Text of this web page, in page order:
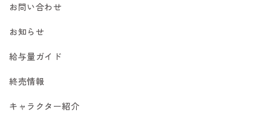
お問い合わせ
お知らせ
給与量ガイド
終売情報
キャラクター紹介